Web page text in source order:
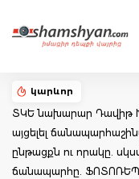
կարևոր
ՏԿԵ նախարար Դավիթ
այցելել
ընթացքն ու որակը.
ճանապարհը.